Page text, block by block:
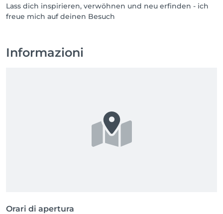
Lass dich inspirieren, verwöhnen und neu erfinden - ich
freue mich auf deinen Besuch
Informazioni
Orari di apertura